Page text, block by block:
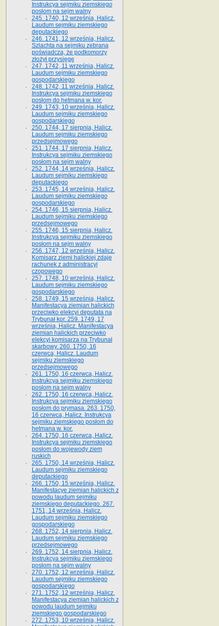
Instrukcya sejmiku ziemskiego
posłom na sejm walny
245. 1740, 12 września, Halicz.
Laudum sejmiku ziemskiego
deputackiego
246. 1741, 12 września, Halicz.
Szlachta na sejmiku zebrana
poświadcza, że podkomorzy
złożył przysięgę
247. 1742, 11 września, Halicz.
Laudum sejmiku ziemskiego
gospodarskiego
248. 1742, 11 września, Halicz.
Instrukcya sejmiku ziemskiego
posłom do hetmana w. kor.
249. 1743, 10 września, Halicz.
Laudum sejmiku ziemskiego
gospodarskiego
250. 1744, 17 sierpnia, Halicz.
Laudum sejmiku ziemskiego
przedsejmowego
251. 1744, 17 sierpnia, Halicz.
Instrukcya sejmiku ziemskiego
posłom na sejm walny
252. 1744, 14 września, Halicz.
Laudum sejmiku ziemskiego
deputackiego
253. 1745, 14 września, Halicz.
Laudum sejmiku ziemskiego
gospodarskiego
254. 1746, 15 sierpnia, Halicz.
Laudum sejmiku ziemskiego
przedsejmowego
255. 1746, 15 sierpnia, Halicz.
Instrukcya sejmiku ziemskiego
posłom na sejm walny
256. 1747, 12 września, Halicz.
Komisarz ziemi halickiej zdaje
rachunek z administracyi
czopowego
257. 1748, 10 września, Halicz.
Laudum sejmiku ziemskiego
gospodarskiego
258. 1749, 15 września, Halicz.
Manifestacya ziemian halickich
przeciwko elekcyi deputata na
Trybunał kor. 259. 1749, 17
września, Halicz. Manifestacya
ziemian halickich przeciwko
elekcyi komisarza na Trybunał
skarbowy. 260. 1750, 16
czerwca, Halicz. Laudum
sejmiku ziemskiego
przedsejmowego
261. 1750, 16 czerwca, Halicz.
Instrukcya sejmiku ziemskiego
posłom na sejm walny
262. 1750, 16 czerwca, Halicz.
Instrukcya sejmiku ziemskiego
posłom do prymasa. 263. 1750,
16 czerwca, Halicz. Instrukcya
sejmiku ziemskiego posłom do
hetmana w. kor.
264. 1750, 16 czerwca, Halicz.
Instrukcya sejmiku ziemskiego
posłom do wojewody ziem
ruskich
265. 1750, 14 września, Halicz.
Laudum sejmiku ziemskiego
deputackiego
266. 1750, 15 września, Halicz.
Manifestacye ziemian halickich z
powodu laudum sejmiku
ziemskiego deputackiego. 267.
1751, 14 września, Halicz.
Laudum sejmiku ziemskiego
gospodarskiego
268. 1752, 14 sierpnia, Halicz.
Laudum sejmiku ziemskiego
przedsejmowego
269. 1752, 14 sierpnia, Halicz.
Instrukcya sejmiku ziemskiego
posłom na sejm walny
270. 1752, 12 września, Halicz.
Laudum sejmiku ziemskiego
gospodarskiego
271. 1752, 12 września, Halicz.
Manifestacya ziemian halickich z
powodu laudum sejmiku
ziemskiego gospodarskiego
272. 1753, 10 września, Halicz.